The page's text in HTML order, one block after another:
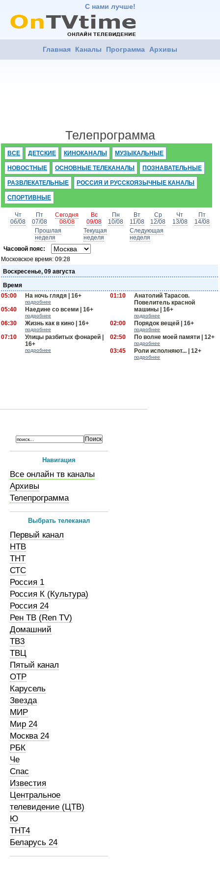
С нами лучше!
Главная Каналы Программа Архивы
Телепрограмма
ВСЕ ДЕТСКИЕ КИНОКАНАЛЫ МУЗЫКАЛЬНЫЕ
НОВОСТНЫЕ ОСНОВНЫЕ ТЕЛЕКАНАЛЫ ПОЗНАВАТЕЛЬНЫЕ
РАЗВЛЕКАТЕЛЬНЫЕ РОССИЯ И РУССКОЯЗЫЧНЫЕ КАНАЛЫ
СПОРТИВНЫЕ
Чт
06/08
Пт
07/08
Сегодня
08/08
Вс
09/08
Пн
10/08
Вт
11/08
Ср
12/08
Чт
13/08
Пт
14/08
Прошлая
неделя
Текущая
неделя
Следующая
неделя
Часовой пояс:
Московское время: 09:28
Воскресенье, 09 августа
Время
05:00
На ночь глядя | 16+
подробнее
05:40 Наедине со всеми | 16+
подробнее
06:30 Жизнь как в кино | 16+
подробнее
07:10
Улицы разбитых фонарей |
16+
подробнее
01:10
Анатолий Тарасов.
Повелитель красной
машины | 16+
подробнее
02:00 Порядок вещей | 16+
подробнее
02:50 По волне моей памяти | 12+
подробнее
03:45 Роли исполняют... | 12+
подробнее
Навигация
Все онлайн тв каналы
Архивы
Телепрограмма
Выбрать телеканал
Первый канал
НТВ
ТНТ
СТС
Россия 1
Россия К (Культура)
Россия 24
Рен ТВ (Ren TV)
Домашний
ТВ3
ТВЦ
Пятый канал
ОТР
Карусель
Звезда
МИР
Мир 24
Москва 24
РБК
Че
Спас
Известия
Центральное
телевидение (ЦТВ)
Ю
ТНТ4
Беларусь 24